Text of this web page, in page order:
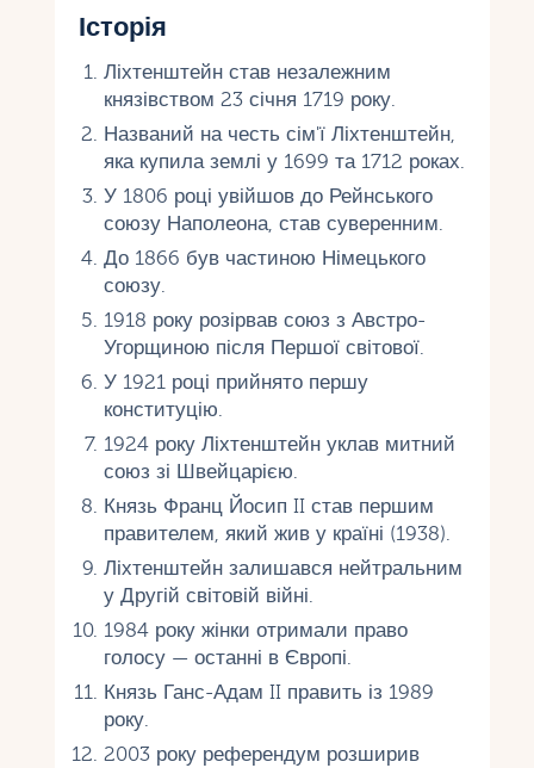
Історія
Ліхтенштейн став незалежним
князівством 23 січня 1719 року.
Названий на честь сім'ї Ліхтенштейн,
яка купила землі у 1699 та 1712 роках.
У 1806 році увійшов до Рейнського
союзу Наполеона, став суверенним.
До 1866 був частиною Німецького
союзу.
1918 року розірвав союз з Австро-
Угорщиною після Першої світової.
У 1921 році прийнято першу
конституцію.
1924 року Ліхтенштейн уклав митний
союз зі Швейцарією.
Князь Франц Йосип II став першим
правителем, який жив у країні (1938).
Ліхтенштейн залишався нейтральним
у Другій світовій війні.
1984 року жінки отримали право
голосу — останні в Європі.
Князь Ганс-Адам II править із 1989
року.
2003 року референдум розширив